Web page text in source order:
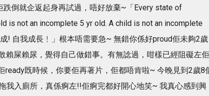
倒就企返起身再試過，唔好放棄~「Every state of
is not an incomplete 5 yr old. A child is not an incomplete
! 自我成長﹗」根本唔需要急~ 無錯你係好proud佢未夠2歲
賴屎賴尿，覺得自己做錯事。有無諗過，咁樣已經阻礙左佢
ready既時候，你要佢再著片，佢都唔肯啦~ 今晚見到2歲8
我入廁所，真係痾左!!佢痾完都好開心地笑~ 我真心感到興